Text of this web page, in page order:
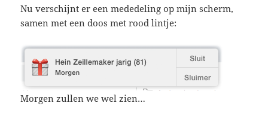
Nu verschijnt er een mededeling op mijn scherm,
samen met een doos met rood lintje:
Morgen zullen we wel zien…